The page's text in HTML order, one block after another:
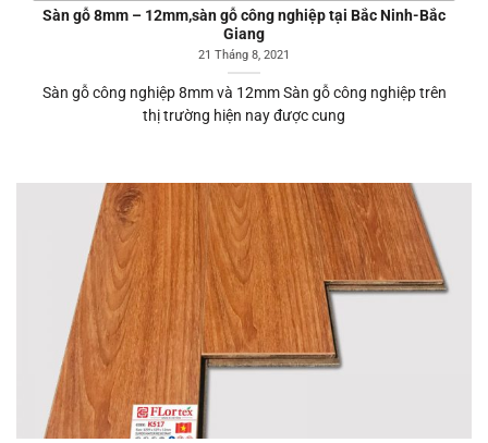
Sàn gỗ 8mm – 12mm,sàn gỗ công nghiệp tại Bắc Ninh-Bắc
Giang
21 Tháng 8, 2021
Sàn gỗ công nghiệp 8mm và 12mm Sàn gỗ công nghiệp trên
thị trường hiện nay được cung